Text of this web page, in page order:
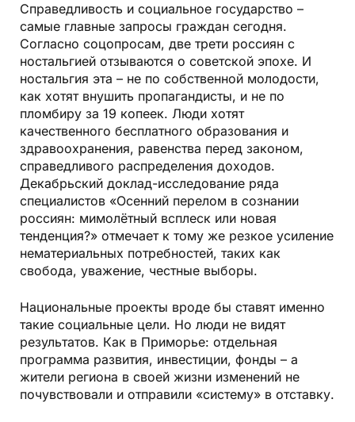
Справедливость и социальное государство –
самые главные запросы граждан сегодня.
Согласно соцопросам, две трети россиян с
ностальгией отзываются о советской эпохе. И
ностальгия эта – не по собственной молодости,
как хотят внушить пропагандисты, и не по
пломбиру за 19 копеек. Люди хотят
качественного бесплатного образования и
здравоохранения, равенства перед законом,
справедливого распределения доходов.
Декабрьский доклад-исследование ряда
специалистов «Осенний перелом в сознании
россиян: мимолётный всплеск или новая
тенденция?» отмечает к тому же резкое усиление
нематериальных потребностей, таких как
свобода, уважение, честные выборы.
Национальные проекты вроде бы ставят именно
такие социальные цели. Но люди не видят
результатов. Как в Приморье: отдельная
программа развития, инвестиции, фонды – а
жители региона в своей жизни изменений не
почувствовали и отправили «систему» в отставку.